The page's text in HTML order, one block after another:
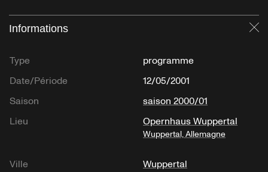
Informations
Type
programme
Date/Période
12/05/2001
Saison
saison 2000/01
Lieu
Opernhaus Wuppertal
Wuppertal, Allemagne
Ville
Wuppertal